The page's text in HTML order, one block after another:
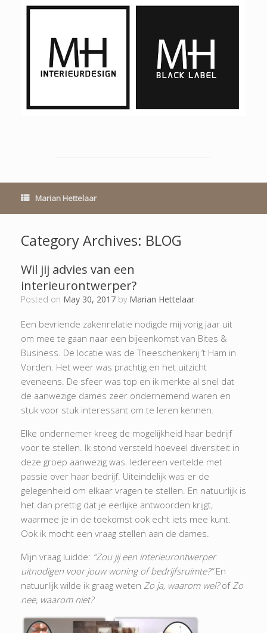
Marian Hettelaar
Category Archives: BLOG
Wil jij advies van een
interieurontwerper?
Posted on May 30, 2017 by Marian Hettelaar
Een bevriende zakenrelatie nodigde mij vorig jaar uit
om mee te gaan naar een bijeenkomst van Bites &
Business. De locatie was de Theeschenkerij ’t Ham in
Vorden. Het weer was prachtig en het uitzicht
eveneens. De sfeer was top en ik merkte al snel dat
de aanwezige dames zeer ondernemend waren en
stuk voor stuk interessant om te leren kennen.
Elke ondernemer kreeg de mogelijkheid haar bedrijf
voor te stellen. Ik stond versteld hoeveel diversiteit in
deze groep aanwezig was. Iedereen vertelde met
passie over haar bedrijf. Uiteindelijk was er de
gelegenheid om elkaar vragen te stellen. En natuurlijk is
het dan prettig dat je eerlijke antwoorden krijgt,
waarmee je in de toekomst ook echt iets mee kunt.
Ook ik mocht een vraag stellen aan de dames.
Mijn vraag luidde: “Zou jij een interieurontwerper
uitnodigen voor jouw woning of bedrijfsruimte?”En
natuurlijk wilde ik graag weten Zo ja, waarom wel?of Zo
nee, waarom niet?